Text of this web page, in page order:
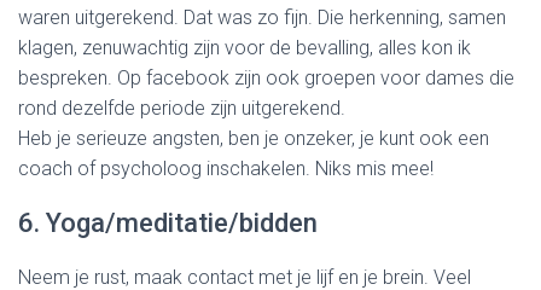
waren uitgerekend. Dat was zo fijn. Die herkenning, samen
klagen, zenuwachtig zijn voor de bevalling, alles kon ik
bespreken. Op facebook zijn ook groepen voor dames die
rond dezelfde periode zijn uitgerekend.
Heb je serieuze angsten, ben je onzeker, je kunt ook een
coach of psycholoog inschakelen. Niks mis mee!
6. Yoga/meditatie/bidden
Neem je rust, maak contact met je lijf en je brein. Veel